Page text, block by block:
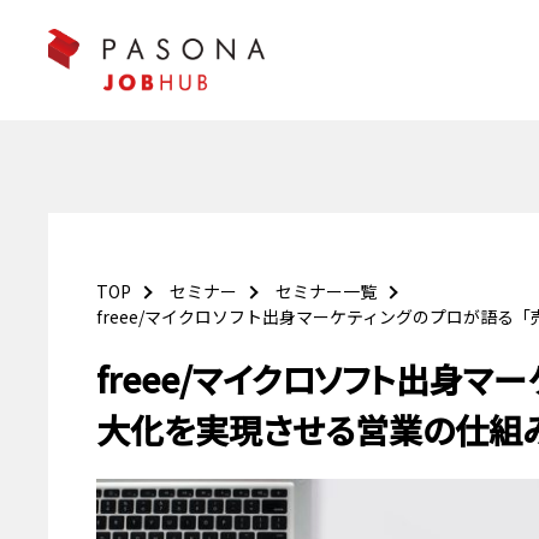
TOP セミナー
セミナー一覧
freee/マイクロソフト出身マーケティングのプロが語る
freee/マイクロソフト出身マー
大化を実現させる営業の仕組